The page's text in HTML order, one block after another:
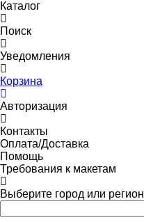
Каталог
Поиск
Уведомления
Корзина
Авторизация
Контакты
Оплата/Доставка
Помощь
Требования к макетам
Выберите город или регион